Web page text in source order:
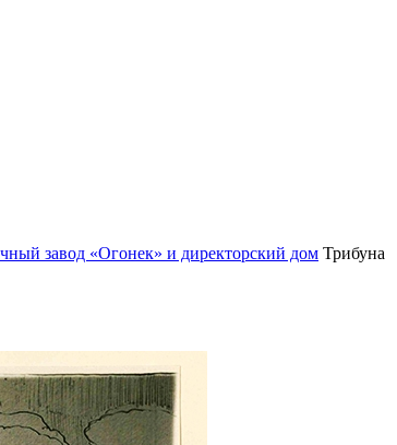
завод «Огонек» и директорский дом Трибуна